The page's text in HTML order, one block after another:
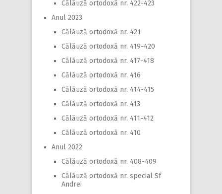
Călăuză ortodoxă nr. 422-423
Anul 2023
Călăuză ortodoxă nr. 421
Călăuză ortodoxă nr. 419-420
Călăuză ortodoxă nr. 417-418
Călăuză ortodoxă nr. 416
Călăuză ortodoxă nr. 414-415
Călăuză ortodoxă nr. 413
Călăuză ortodoxă nr. 411-412
Călăuză ortodoxă nr. 410
Anul 2022
Călăuză ortodoxă nr. 408-409
Călăuză ortodoxă nr. special Sf
Andrei